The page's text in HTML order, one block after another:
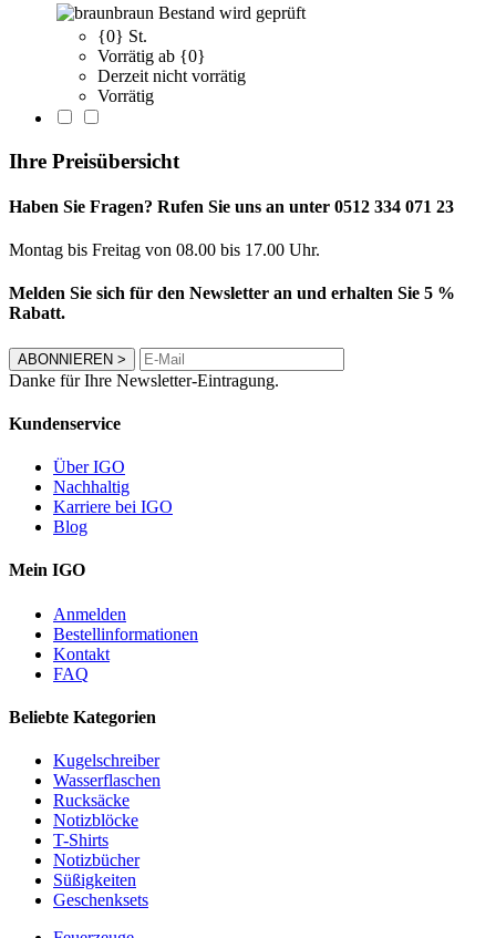
braun Bestand wird geprüft
{0} St.
Vorrätig ab {0}
Derzeit nicht vorrätig
Vorrätig
Ihre Preisübersicht
Haben Sie Fragen? Rufen Sie uns an unter 0512 334 071 23
Montag bis Freitag von 08.00 bis 17.00 Uhr.
Melden Sie sich für den Newsletter an und erhalten Sie 5 %
Rabatt.
ABONNIEREN >
Danke für Ihre Newsletter-Eintragung.
Kundenservice
Über IGO
Nachhaltig
Karriere bei IGO
Blog
Mein IGO
Anmelden
Bestellinformationen
Kontakt
FAQ
Beliebte Kategorien
Kugelschreiber
Wasserflaschen
Rucksäcke
Notizblöcke
T-Shirts
Notizbücher
Süßigkeiten
Geschenksets